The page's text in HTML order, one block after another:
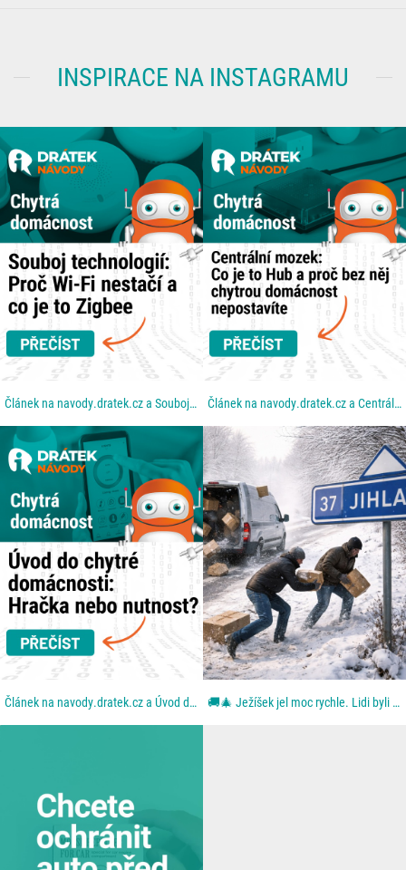
INSPIRACE NA INSTAGRAMU
Článek na navody.dratek.cz a Souboj technologií: Proč Wi-Fi nestačí a co je to Zigbee. Odkaz také v... Článek na navody.dratek.cz a Centrální mozek: Co je to Hub a proč bez něj chytrou domácnost...
Článek na navody.dratek.cz a Úvod do chytré domácnosti. Odkaz také v BIO.... 🚚🎄 Ježíšek jel moc rychle. Lidi byli ještě rychlejší. Aneb: když se blbě zavřou dveře. Z dodávky...